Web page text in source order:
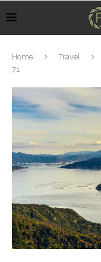
Home Travel
71